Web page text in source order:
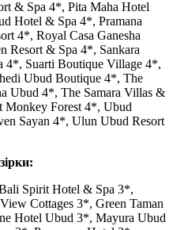
& Spa 4*, Pita Maha Hotel
Hotel & Spa 4*, Pramana
4*, Royal Casa Ganesha
Resort & Spa 4*, Sankara
4*, Suarti Boutique Village 4*,
Ubud Boutique 4*, The
Ubud 4*, The Samara Villas &
Monkey Forest 4*, Ubud
Sayan 4*, Ulun Ubud Resort
Spirit Hotel & Spa 3*,
Cottages 3*, Green Taman
Hotel Ubud 3*, Mayura Ubud